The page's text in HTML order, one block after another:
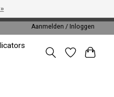
Aanmelden / Inloggen